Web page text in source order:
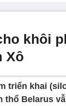
khôi
Xô
triển khai
thổ Belarus